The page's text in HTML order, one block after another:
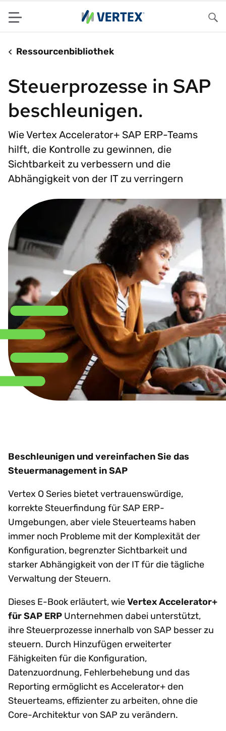
Menu
Ressourcenbibliothek
Steuerprozesse in SAP
beschleunigen.
Wie Vertex Accelerator+ SAP ERP-Teams
hilft, die Kontrolle zu gewinnen, die
Sichtbarkeit zu verbessern und die
Abhängigkeit von der IT zu verringern
Beschleunigen und vereinfachen Sie das
Steuermanagement in SAP
Vertex O Series bietet vertrauenswürdige,
korrekte Steuerfindung für SAP ERP-
Umgebungen, aber viele Steuerteams haben
immer noch Probleme mit der Komplexität der
Konfiguration, begrenzter Sichtbarkeit und
starker Abhängigkeit von der IT für die tägliche
Verwaltung der Steuern.
Dieses E-Book erläutert, wieVertex Accelerator+
für SAP ERP Unternehmen dabei unterstützt,
ihre Steuerprozesse innerhalb von SAP besser zu
steuern. Durch Hinzufügen erweiterter
Fähigkeiten für die Konfiguration,
Datenzuordnung, Fehlerbehebung und das
Reporting ermöglicht es Accelerator+ den
Steuerteams, effizienter zu arbeiten, ohne die
Core-Architektur von SAP zu verändern.